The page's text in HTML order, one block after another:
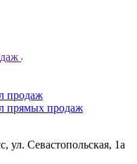
продаж
прямых продаж
ул. Севастопольская, 1а